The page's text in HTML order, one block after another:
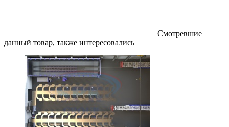
Смотревшие
данный товар, также интересовались